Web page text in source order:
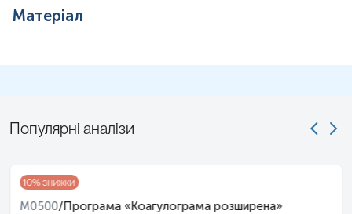
Матеріал
Популярні аналізи
10% знижки
M0500/Програма «Коагулограма розширена»